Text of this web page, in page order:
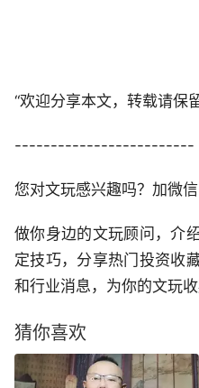
“欢迎分享本文，转载请保
-------------------------
您对文玩感兴趣吗？加微
做你身边的文玩顾问，介
定技巧，分享热门投资收
和行业消息，为你的文玩
猜你喜欢